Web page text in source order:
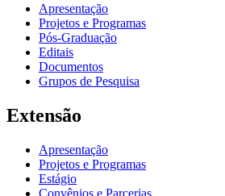
Apresentação
Projetos e Programas
Pós-Graduação
Editais
Documentos
Grupos de Pesquisa
Extensão
Apresentação
Projetos e Programas
Estágio
Convênios e Parcerias